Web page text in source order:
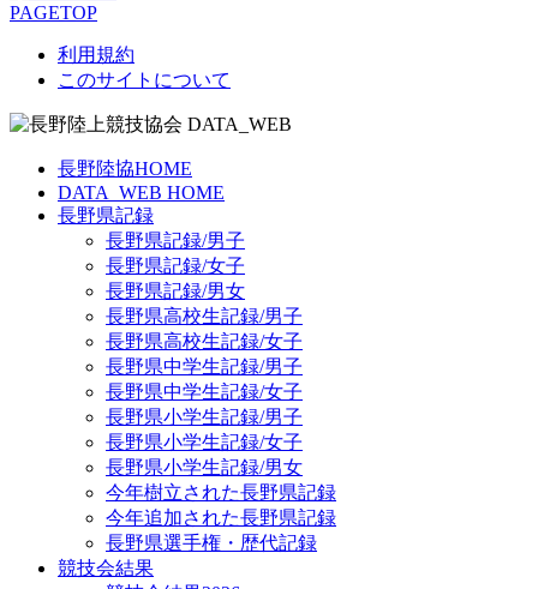
PAGETOP
利用規約
このサイトについて
長野陸協HOME
DATA_WEB HOME
長野県記録
長野県記録/男子
長野県記録/女子
長野県記録/男女
長野県高校生記録/男子
長野県高校生記録/女子
長野県中学生記録/男子
長野県中学生記録/女子
長野県小学生記録/男子
長野県小学生記録/女子
長野県小学生記録/男女
今年樹立された長野県記録
今年追加された長野県記録
長野県選手権・歴代記録
競技会結果